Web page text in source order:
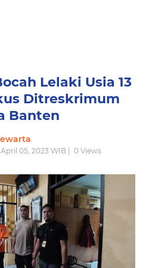
Lelaki Usia 13
Ditreskrimum
Banten
05, 2023 WIB | 0 Views